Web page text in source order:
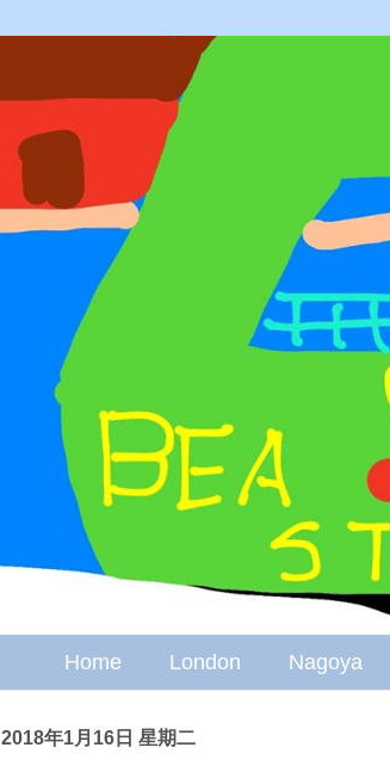
Home London Nagoya
2018年1月16日 星期二